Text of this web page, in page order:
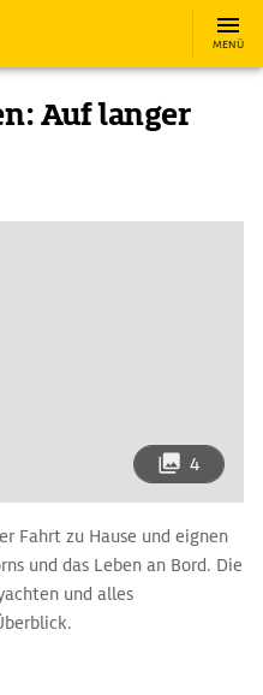
MENÜ
Auf langer
4
Fahrt zu Hause und eignen
und das Leben an Bord. Die
und alles